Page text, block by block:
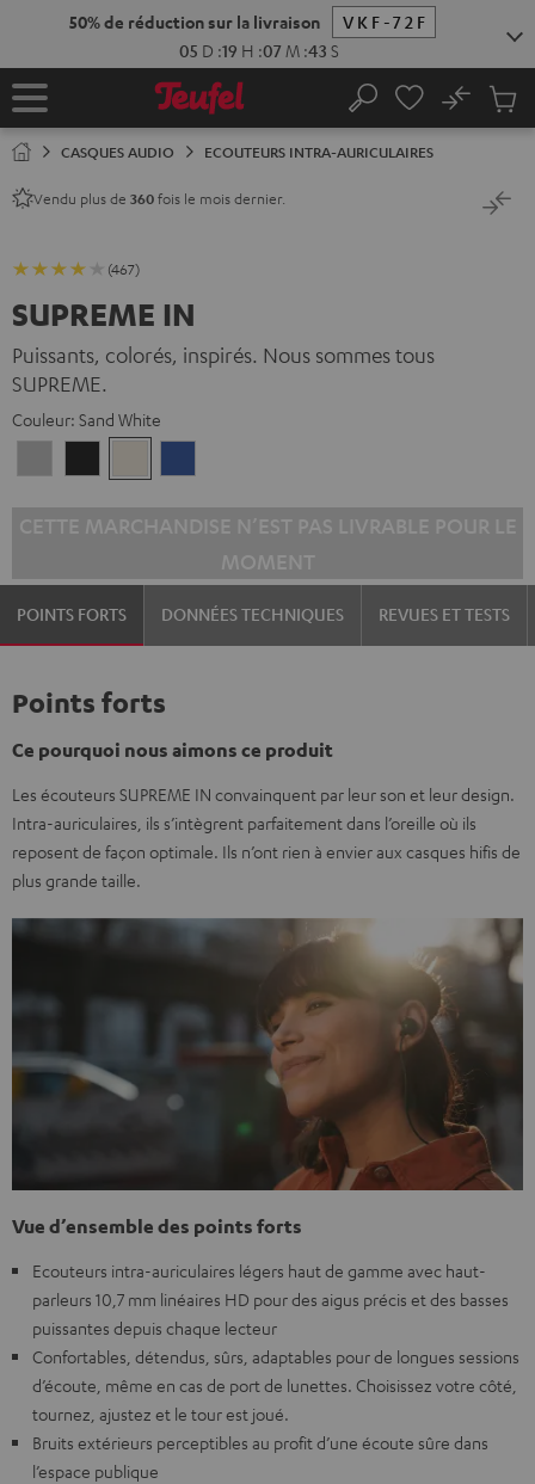
Page
Rechercher
No
CASQUES AUDIO ECOUTEURS INTRA-AURICULAIRES
Vendu plus de 360 fois le mois dernier.
(467)
SUPREME IN
Puissants, colorés, inspirés. Nous sommes tous
SUPREME.
Couleur: Sand White
Gray
Black White
POINTS FORTS DONNÉES TECHNIQUES REVUES ET TESTS
Points forts
Ce pourquoi nous aimons ce produit
Les écouteurs SUPREME IN convainquent par leur son et leur design.
Intra-auriculaires, ils s’intègrent parfaitement dans l’oreille où ils
reposent de façon optimale. Ils n’ont rien à envier aux casques hifis de
plus grande taille.
Vue d’ensemble des points forts
Ecouteurs intra-auriculaires légers haut de gamme avec haut-
parleurs 10,7 mm linéaires HD pour des aigus précis et des basses
puissantes depuis chaque lecteur
Confortables, détendus, sûrs, adaptables pour de longues sessions
d’écoute, même en cas de port de lunettes. Choisissez votre côté,
tournez, ajustez et le tour est joué.
Bruits extérieurs perceptibles au profit d’une écoute sûre dans
l’espace publique